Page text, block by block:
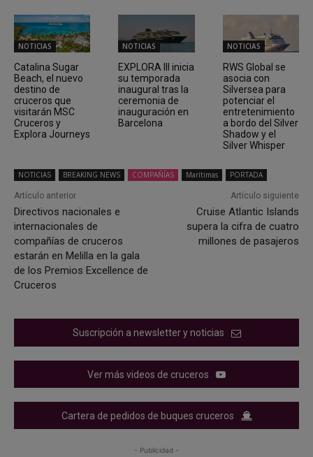
NOTICIAS
Catalina Sugar
Beach, el nuevo
destino de
cruceros que
visitarán MSC
Cruceros y
Explora Journeys
NOTICIAS
EXPLORA III inicia
su temporada
inaugural tras la
ceremonia de
inauguración en
Barcelona
NOTICIAS
RWS Global se
asocia con
Silversea para
potenciar el
entretenimiento
a bordo del Silver
Shadow y el
Silver Whisper
NOTICIAS BREAKING NEWS COMPAÑÍAS Marítimas PORTADA
Artículo anterior
Directivos nacionales e
internacionales de
compañías de cruceros
estarán en Melilla en la gala
de los Premios Excellence de
Cruceros
Artículo siguiente
Cruise Atlantic Islands
supera la cifra de cuatro
millones de pasajeros
Suscripción a newsletter y noticias
Ver más videos de cruceros
Cartera de pedidos de buques cruceros
- Publicidad -